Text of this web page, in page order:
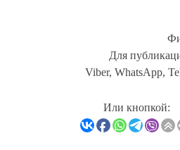
Для
Viber, WhatsApp,
Или кнопкой: